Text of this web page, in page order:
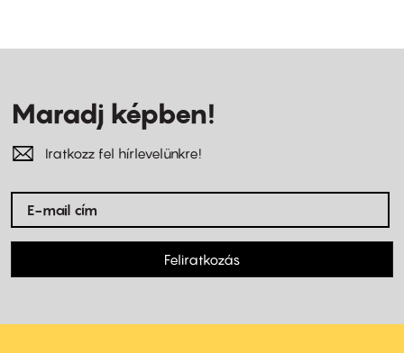
Maradj képben!
Iratkozz fel hírlevelünkre!
Feliratkozás